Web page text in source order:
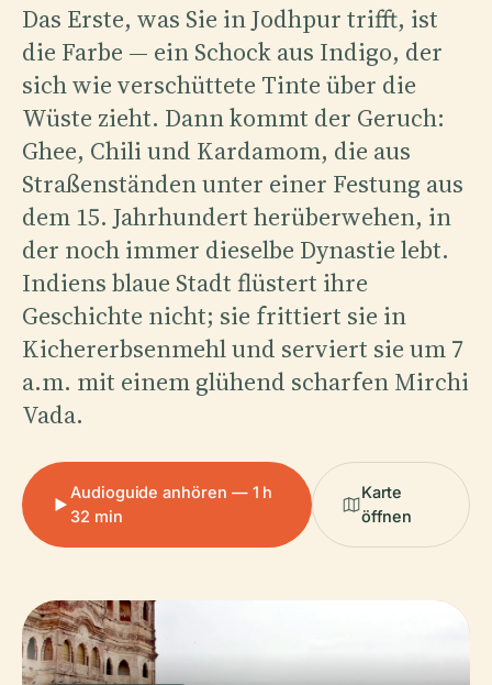
Das Erste, was Sie in Jodhpur trifft, ist
die Farbe — ein Schock aus Indigo, der
sich wie verschüttete Tinte über die
Wüste zieht. Dann kommt der Geruch:
Ghee, Chili und Kardamom, die aus
Straßenständen unter einer Festung aus
dem 15. Jahrhundert herüberwehen, in
der noch immer dieselbe Dynastie lebt.
Indiens blaue Stadt flüstert ihre
Geschichte nicht; sie frittiert sie in
Kichererbsenmehl und serviert sie um 7
a.m. mit einem glühend scharfen Mirchi
Vada.
Audioguide anhören — 1 h
32 min
Karte
öffnen